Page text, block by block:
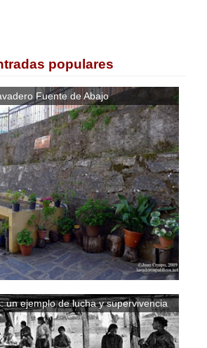
populares
Fuente de Abajo
un ejemplo de lucha y supervivencia